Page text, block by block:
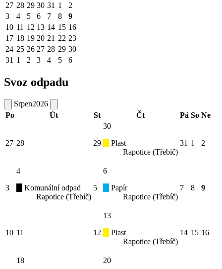
27 28 29 30 31 1
2
3
4 5 6 7 8
9
10 11 12 13 14 15 16
17 18 19 20 21 22 23
24 25 26 27 28 29 30
31 1 2 3 4 5 6
Svoz odpadu
Srpen2026
Po
Út St Čt Pá So Ne
27 28 29
30
Plast
Rapotice (Třebíč)
31 1 2
3
4
Komunální odpad
Rapotice (Třebíč)
5
6
Papír
Rapotice (Třebíč)
7 8 9
10 11 12
13
Plast
Rapotice (Třebíč)
14 15 16
18
20